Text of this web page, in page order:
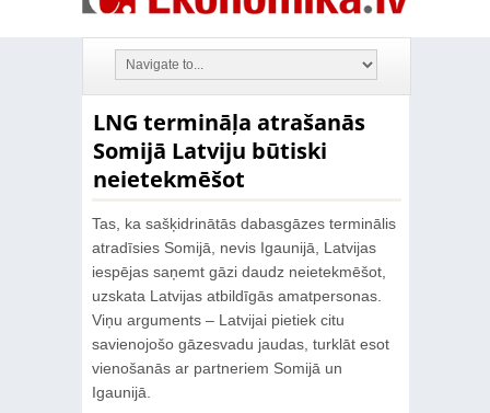
LNG termināļa atrašanās
Somijā Latviju būtiski
neietekmēšot
Tas, ka sašķidrinātās dabasgāzes terminālis
atradīsies Somijā, nevis Igaunijā, Latvijas
iespējas saņemt gāzi daudz neietekmēšot,
uzskata Latvijas atbildīgās amatpersonas.
Viņu arguments – Latvijai pietiek citu
savienojošo gāzesvadu jaudas, turklāt esot
vienošanās ar partneriem Somijā un
Igaunijā.